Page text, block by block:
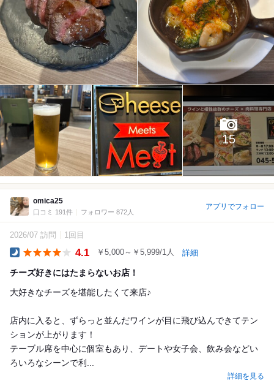
15
omica25
口コミ 191件 フォロワー 872人
アプリでフォロー
2026/07 訪問 1回目
4.1 ￥5,000～￥5,999/1人 詳細
チーズ好きにはたまらないお店！
大好きなチーズを堪能したくて来店♪
店内に入ると、ずらっと並んだワインが目に飛び込んできてテン
ションが上がります！
テーブル席を中心に個室もあり、デートや女子会、飲み会などい
ろいろなシーンで利...
詳細を見る